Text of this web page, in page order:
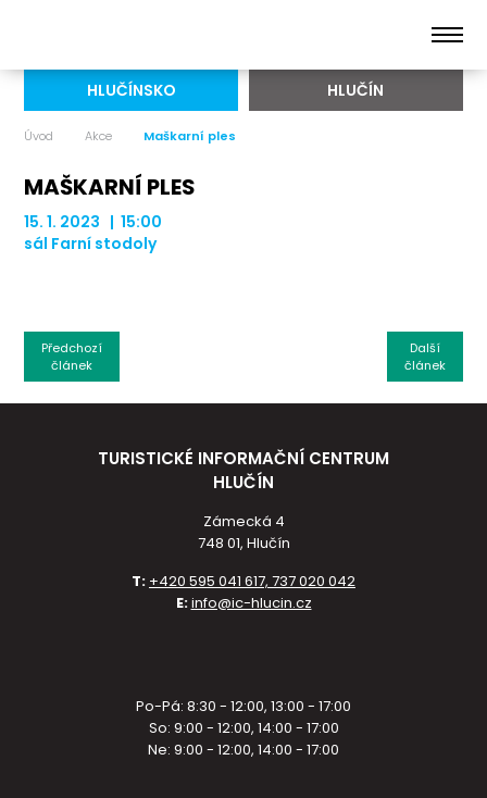
HLUČÍNSKO HLUČÍN
Úvod Akce Maškarní ples
MAŠKARNÍ PLES
15. 1. 2023 | 15:00
sál Farní stodoly
Další
článek
Předchozí
článek
TURISTICKÉ INFORMAČNÍ CENTRUM
HLUČÍN
Zámecká 4
748 01, Hlučín
T: +420 595 041 617, 737 020 042
E:info@ic-hlucin.cz
Po-Pá: 8:30 - 12:00, 13:00 - 17:00
So: 9:00 - 12:00, 14:00 - 17:00
Ne: 9:00 - 12:00, 14:00 - 17:00